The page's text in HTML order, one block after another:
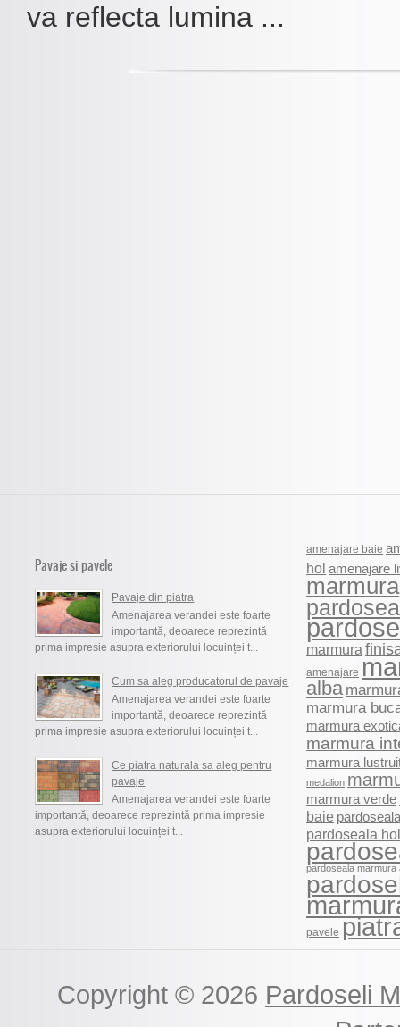
va reflecta lumina ...
Pavaje si pavele
Pavaje din piatra
Amenajarea verandei este foarte
importantă, deoarece reprezintă
prima impresie asupra exteriorului locuinței t...
Cum sa aleg producatorul de pavaje
Amenajarea verandei este foarte
importantă, deoarece reprezintă
prima impresie asupra exteriorului locuinței t...
Ce piatra naturala sa aleg pentru
pavaje
Amenajarea verandei este foarte
importantă, deoarece reprezintă prima impresie
asupra exteriorului locuinței t...
amenajare baie
hol amenajare
marmura
marmura
amenajare
alba
marmura
marmura
marmura
marmura
medalion
marmura verde
baie
pardoseala
pardoseala marmura
pavele
Copyright © 2026 Pardoseli